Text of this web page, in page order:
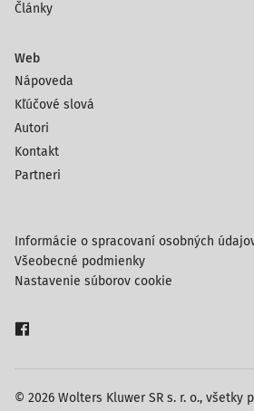
Články
Web
Nápoveda
Kľúčové slová
Autori
Kontakt
Partneri
© 2026 Wolters Kluwer SR s. r. o., všetky
Informácie o spracovaní osobných
Všeobecné podmienky
Nastavenie súborov cookie